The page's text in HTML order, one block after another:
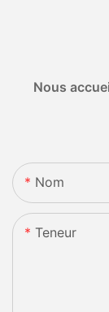
Nous
Nom
Teneur